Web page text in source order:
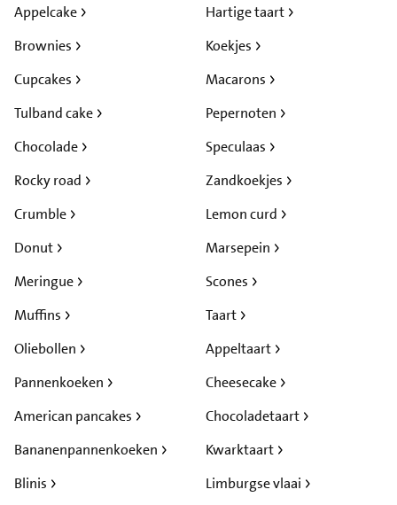
Appelcake
Brownies
Cupcakes
Tulband cake
Chocolade
Rocky road
Crumble
Donut
Hartige taart
Koekjes
Macarons
Pepernoten
Speculaas
Zandkoekjes
Lemon curd
Marsepein
Meringue
Muffins
Oliebollen
Pannenkoeken
American pancakes
Bananenpannenkoeken
Blinis
Scones
Taart
Appeltaart
Cheesecake
Chocoladetaart
Kwarktaart
Limburgse vlaai